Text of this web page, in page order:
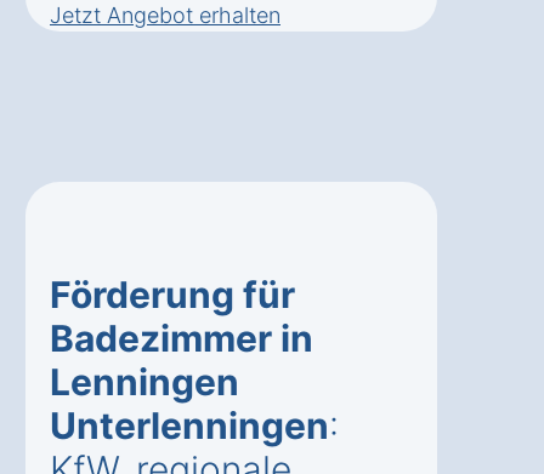
Jetzt Angebot erhalten
Förderung für
Badezimmer in
Lenningen
Unterlenningen: